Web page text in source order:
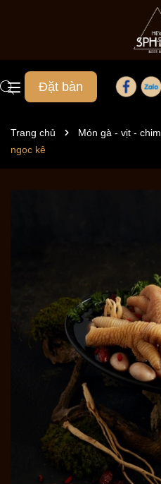
Đặt bàn
Trang chủ Món gà - vịt - chim
ngọc kê